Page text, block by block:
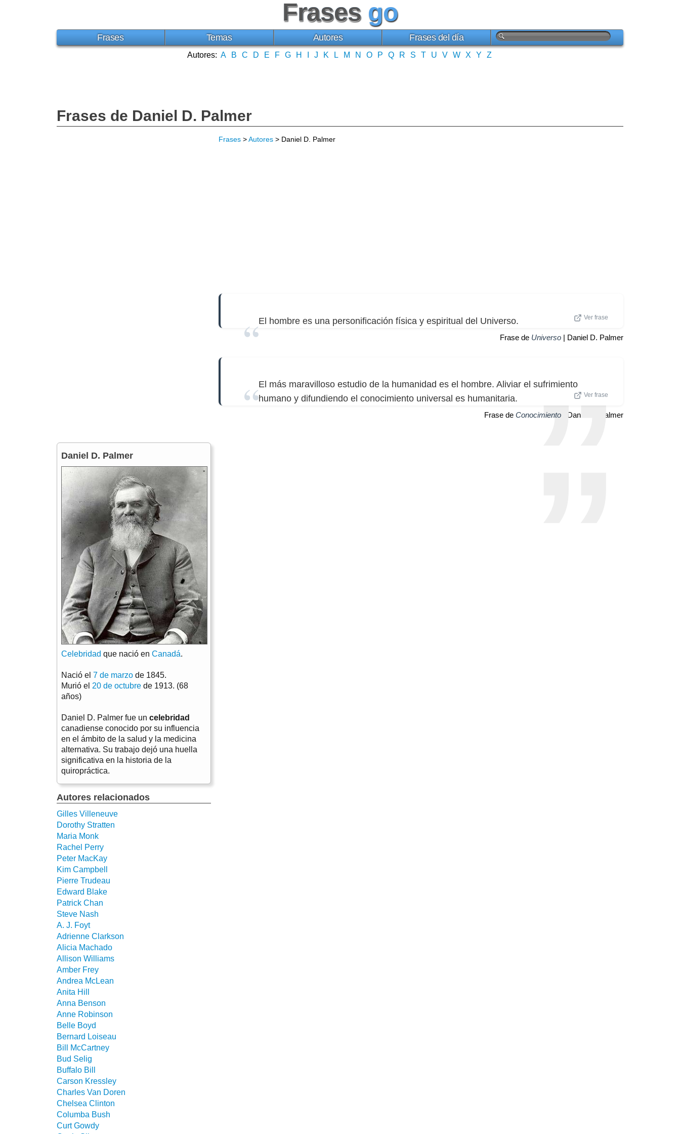
Frases go
Frases Temas Autores Frases del día
Autores: A B C D E F G H J K L M N O P Q R S T U V W X Y Z
Frases de Daniel D. Palmer
Frases >Autores > Daniel D. Palmer
El hombre es una personificación física y espiritual del Universo. Ver frase
Frase de Universo | Daniel D. Palmer
El más maravilloso estudio de la humanidad es el hombre. Aliviar el sufrimiento
humano y difundiendo el conocimiento universal es humanitaria.
Ver frase
Frase de Conocimiento | Daniel D. Palmer
Daniel D. Palmer
Celebridad que nació en Canadá.
Nació el 7 de marzo de 1845.
Murió el 20 de octubre de 1913. (68
años)
Daniel D. Palmer fue un celebridad
canadiense conocido por su influencia
en el ámbito de la salud y la medicina
alternativa. Su trabajo dejó una huella
significativa en la historia de la
quiropráctica.
Autores relacionados
Gilles Villeneuve
Dorothy Stratten
Maria Monk
Rachel Perry
Peter MacKay
Kim Campbell
Pierre Trudeau
Edward Blake
Patrick Chan
Steve Nash
A. J. Foyt
Adrienne Clarkson
Alicia Machado
Allison Williams
Amber Frey
Andrea McLean
Anita Hill
Anna Benson
Anne Robinson
Belle Boyd
Bernard Loiseau
Bill McCartney
Bud Selig
Buffalo Bill
Carson Kressley
Charles Van Doren
Chelsea Clinton
Columba Bush
Curt Gowdy